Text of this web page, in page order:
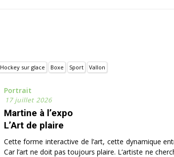
Hockey sur glace Boxe Sport Vallon
Portrait
17 juillet 2026
Martine à l’expo
L’Art de plaire
Cette forme interactive de l’art, cette dynamique
Car l’art ne doit pas toujours plaire. L’artiste ne